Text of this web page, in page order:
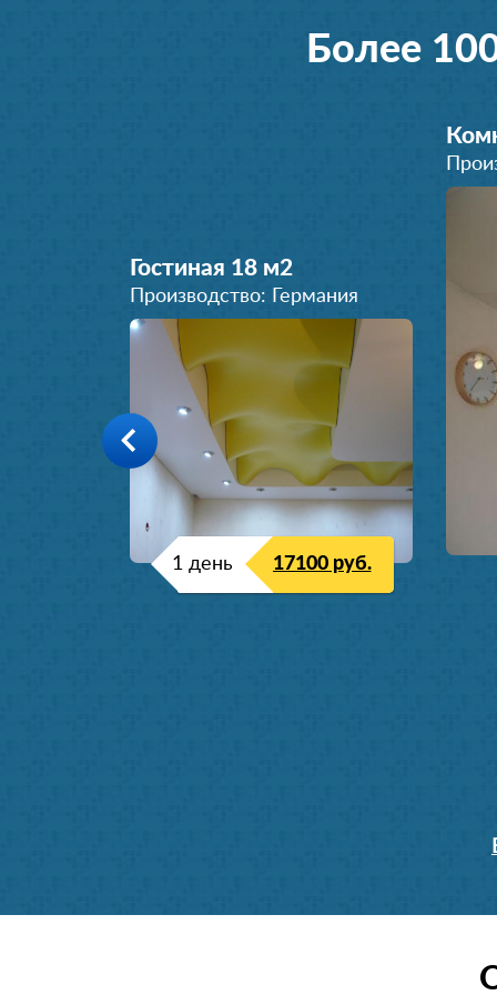
Более
Гостиная 18 м2
Производство: Германия
1 день 17100 руб.